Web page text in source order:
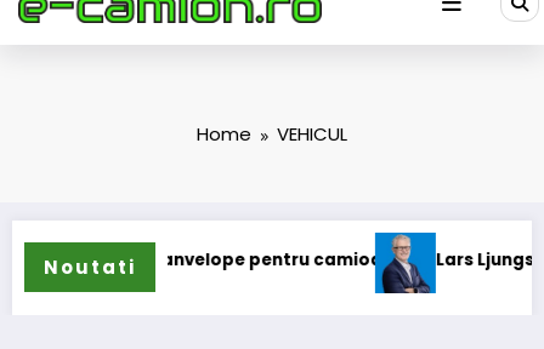
Home VEHICUL
Noutati
gama de anvelope pentru camioane Lars Ljungström